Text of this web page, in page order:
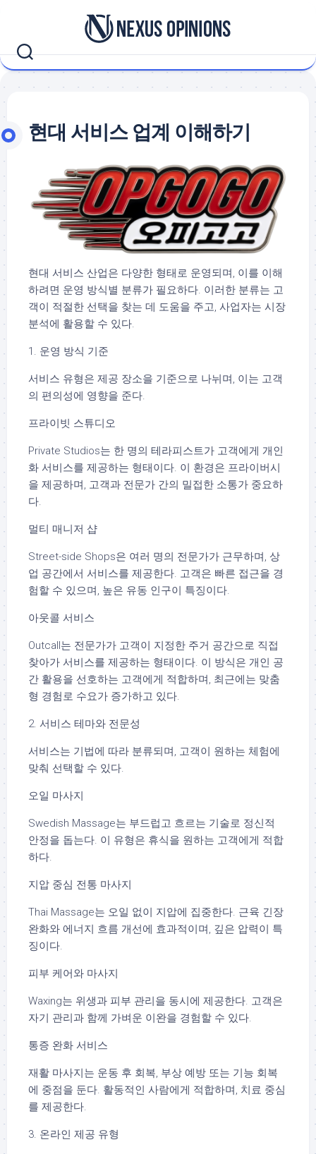
현대 서비스 업계 이해하기
현대 서비스 산업은 다양한 형태로 운영되며, 이를 이해
하려면 운영 방식별 분류가 필요하다. 이러한 분류는 고
객이 적절한 선택을 찾는 데 도움을 주고, 사업자는 시장
분석에 활용할 수 있다.
1. 운영 방식 기준
서비스 유형은 제공 장소을 기준으로 나뉘며, 이는 고객
의 편의성에 영향을 준다.
프라이빗 스튜디오
Private Studios는 한 명의 테라피스트가 고객에게 개인
화 서비스를 제공하는 형태이다. 이 환경은 프라이버시
을 제공하며, 고객과 전문가 간의 밀접한 소통가 중요하
다.
멀티 매니저 샵
Street-side Shops은 여러 명의 전문가가 근무하며, 상
업 공간에서 서비스를 제공한다. 고객은 빠른 접근을 경
험할 수 있으며, 높은 유동 인구이 특징이다.
아웃콜 서비스
Outcall는 전문가가 고객이 지정한 주거 공간으로 직접
찾아가 서비스를 제공하는 형태이다. 이 방식은 개인 공
간 활용을 선호하는 고객에게 적합하며, 최근에는 맞춤
형 경험로 수요가 증가하고 있다.
2. 서비스 테마와 전문성
서비스는 기법에 따라 분류되며, 고객이 원하는 체험에
맞춰 선택할 수 있다.
오일 마사지
Swedish Massage는 부드럽고 흐르는 기술로 정신적
안정을 돕는다. 이 유형은 휴식을 원하는 고객에게 적합
하다.
지압 중심 전통 마사지
Thai Massage는 오일 없이 지압에 집중한다. 근육 긴장
완화와 에너지 흐름 개선에 효과적이며, 깊은 압력이 특
징이다.
피부 케어와 마사지
Waxing는 위생과 피부 관리을 동시에 제공한다. 고객은
자기 관리과 함께 가벼운 이완을 경험할 수 있다.
통증 완화 서비스
재활 마사지는 운동 후 회복, 부상 예방 또는 기능 회복
에 중점을 둔다. 활동적인 사람에게 적합하며, 치료 중심
를 제공한다.
3. 온라인 제공 유형